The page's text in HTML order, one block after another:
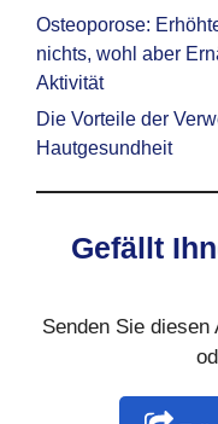
Osteoporose:
nichts, wohl aber
Aktivität
Die Vorteile der
Hautgesundheit
Gefällt
Senden Sie